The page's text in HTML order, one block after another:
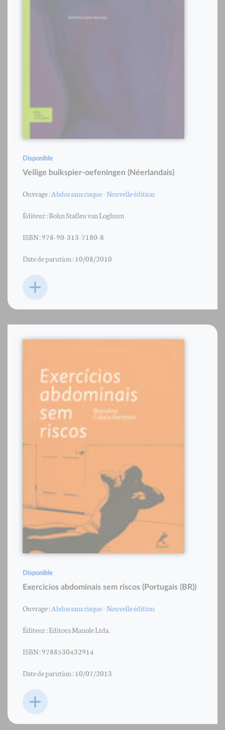
Disponible
Veilige buikspier-oefeningen (Néerlandais)
Ouvrage :Abdos sans risque - Nouvelle édition
Éditeur : Bohn Stafleu van Loghum
ISBN : 978-90-313-7180-8
Date de parution : 10/08/2010
Disponible
Exercicios abdominais sem riscos (Portugais (BR))
Ouvrage :Abdos sans risque - Nouvelle édition
Éditeur : Editora Manole Ltda.
ISBN : 9788530432914
Date de parution : 10/07/2013